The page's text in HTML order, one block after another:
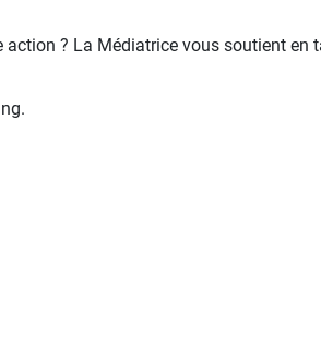
action ? La Médiatrice vous soutient en